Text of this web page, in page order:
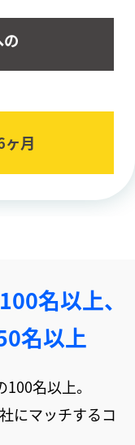
⽉
名以上、
名以上
名以上。
にマッチするコ